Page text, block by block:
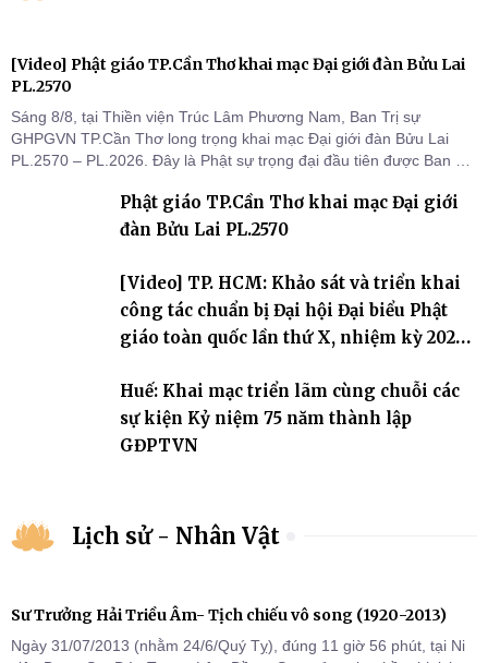
[Video] Phật giáo TP.Cần Thơ khai mạc Đại giới đàn Bửu Lai
PL.2570
Sáng 8/8, tại Thiền viện Trúc Lâm Phương Nam, Ban Trị sự
GHPGVN TP.Cần Thơ long trọng khai mạc Đại giới đàn Bửu Lai
PL.2570 – PL.2026. Đây là Phật sự trọng đại đầu tiên được Ban Trị
thứ I, thể hiện sự quan tâm đối với công tác truyền giới, đào tạo
Tăng tài và tiếp nối mạng mạch Tăng-g
Phật giáo TP.Cần Thơ khai mạc Đại giới
đàn Bửu Lai PL.2570
[Video] TP. HCM: Khảo sát và triển khai
công tác chuẩn bị Đại hội Đại biểu Phật
giáo toàn quốc lần thứ X, nhiệm kỳ 2026-
Huế: Khai mạc triển lãm cùng chuỗi các
sự kiện Kỷ niệm 75 năm thành lập
GĐPTVN
Lịch sử - Nhân Vật
Sư Trưởng Hải Triều Âm- Tịch chiếu vô song (1920-2013)
Ngày 31/07/2013 (nhằm 24/6/Quý Tỵ), đúng 11 giờ 56 phút, tại Ni